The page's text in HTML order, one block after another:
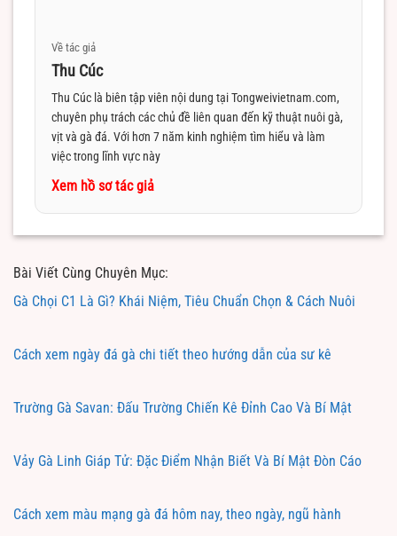
Về tác giả
Thu Cúc
Thu Cúc là biên tập viên nội dung tại Tongweivietnam.com,
chuyên phụ trách các chủ đề liên quan đến kỹ thuật nuôi gà,
vịt và gà đá. Với hơn 7 năm kinh nghiệm tìm hiểu và làm
việc trong lĩnh vực này
Xem hồ sơ tác giả
Bài Viết Cùng Chuyên Mục:
Gà Chọi C1 Là Gì? Khái Niệm, Tiêu Chuẩn Chọn & Cách Nuôi
Cách xem ngày đá gà chi tiết theo hướng dẫn của sư kê
Trường Gà Savan: Đấu Trường Chiến Kê Đỉnh Cao Và Bí Mật
Vảy Gà Linh Giáp Tử: Đặc Điểm Nhận Biết Và Bí Mật Đòn Cáo
Cách xem màu mạng gà đá hôm nay, theo ngày, ngũ hành